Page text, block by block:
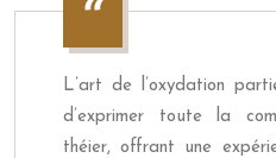
L’art de l’oxydation
d’exprimer toute la
théier, offrant une